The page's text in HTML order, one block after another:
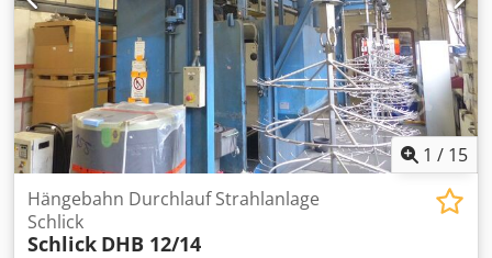
1 / 15
Hängebahn Durchlauf Strahlanlage
Schlick
Schlick DHB 12/14